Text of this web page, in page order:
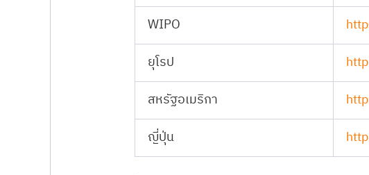
WIPO
ยุโรป
สหรัฐอเมริกา
ญี่ปุ่น